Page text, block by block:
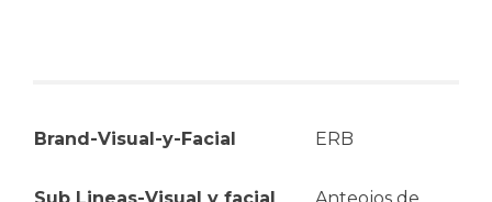
Brand-Visual-y-Facial ERB